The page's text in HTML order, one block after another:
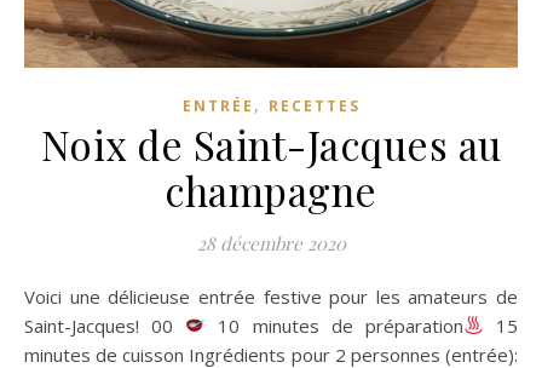
ENTRÉE , RECETTES
Noix de Saint-Jacques au
champagne
28 décembre 2020
Voici une délicieuse entrée festive pour les amateurs de
Saint-Jacques! 00
10 minutes de préparation
15
minutes de cuisson Ingrédients pour 2 personnes (entrée):